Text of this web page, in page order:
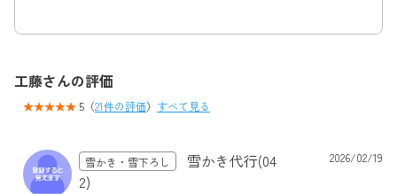
工藤さんの評価
5（21件の評価） すべて見る
雪かき・雪下ろし
雪かき代行(04
2)
2026/02/19